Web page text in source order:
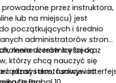
prowadzone przez instruktora,
lub na miejscu) jest
początkujących i średnio
administratorów stron
menedżerów treści oraz
którzy chcą nauczyć się
i dostosowywać
uczestnicy będą
ekosystem, funkcje i